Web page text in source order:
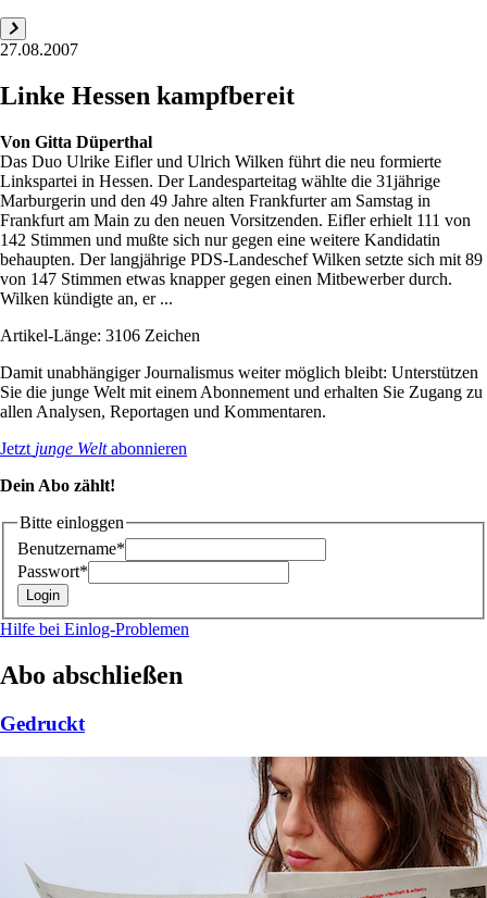
27.08.2007
Linke Hessen kampfbereit
Von Gitta Düperthal
Das Duo Ulrike Eifler und Ulrich Wilken führt die neu formierte
Linkspartei in Hessen. Der Landesparteitag wählte die 31jährige
Marburgerin und den 49 Jahre alten Frankfurter am Samstag in
Frankfurt am Main zu den neuen Vorsitzenden. Eifler erhielt 111 von
142 Stimmen und mußte sich nur gegen eine weitere Kandidatin
behaupten. Der langjährige PDS-Landeschef Wilken setzte sich mit 89
von 147 Stimmen etwas knapper gegen einen Mitbewerber durch.
Wilken kündigte an, er ...
Artikel-Länge: 3106 Zeichen
Damit unabhängiger Journalismus weiter möglich bleibt: Unterstützen
Sie die junge Welt mit einem Abonnement und erhalten Sie Zugang zu
allen Analysen, Reportagen und Kommentaren.
Jetzt junge Weltabonnieren
Dein Abo zählt!
Bitte einloggen
Benutzername*
Passwort*
Hilfe bei Einlog-Problemen
Abo abschließen
Gedruckt